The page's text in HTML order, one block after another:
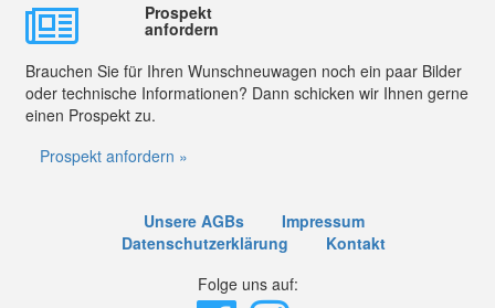
Prospekt
anfordern
Brauchen Sie für Ihren Wunschneuwagen noch ein paar Bilder
oder technische Informationen? Dann schicken wir Ihnen gerne
einen Prospekt zu.
Prospekt anfordern »
Unsere AGBs
Impressum
Datenschutzerklärung
Kontakt
Folge uns auf: